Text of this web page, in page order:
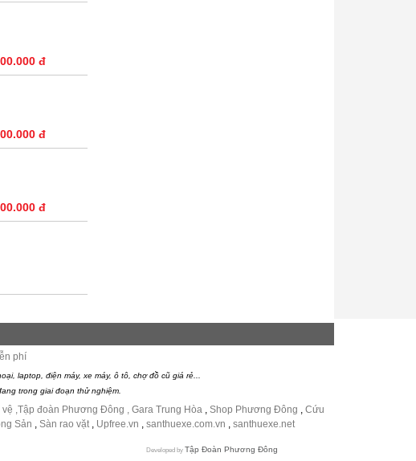
đ
đ
đ
phí
laptop, điện máy, xe máy, ô tô, chợ đồ cũ giá rẻ...
trong giai đoạn thử nghiệm.
vệ ,Tập đoàn Phương Đông , Gara Trung Hòa, Shop Phương Đông , Cứu
Sản , Sàn rao vặt , Upfree.vn , santhuexe.com.vn , santhuexe.net
Developed by Tập Đoàn Phương Đông